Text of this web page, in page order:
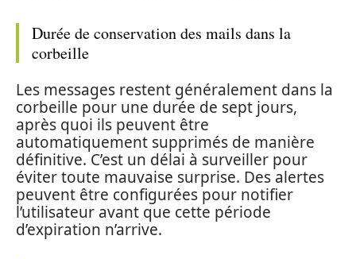
Durée de conservation des mails dans la
corbeille
Les messages restent généralement dans la
corbeille pour une durée de sept jours,
après quoi ils peuvent être
automatiquement supprimés de manière
définitive. C’est un délai à surveiller pour
éviter toute mauvaise surprise. Des alertes
peuvent être configurées pour notifier
l’utilisateur avant que cette période
d’expiration n’arrive.